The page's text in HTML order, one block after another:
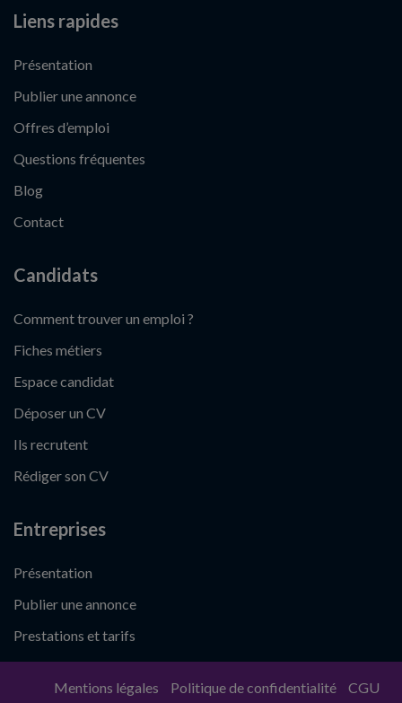
Liens rapides
Présentation
Publier une annonce
Offres d’emploi
Questions fréquentes
Blog
Contact
Candidats
Comment trouver un emploi ?
Fiches métiers
Espace candidat
Déposer un CV
Ils recrutent
Rédiger son CV
Entreprises
Présentation
Publier une annonce
Prestations et tarifs
Mentions légales Politique de confidentialité CGU